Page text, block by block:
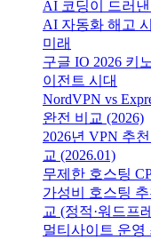
AI 코딩이 드러
AI 자동화 해고
미래
구글 IO 2026 키
이전트 시대
NordVPN vs
완전 비교 (2026)
2026년 VPN 추
교 (2026.01)
무제한 호스팅
가성비 호스팅 추
교 (정적·워드프
멀티사이트 운영